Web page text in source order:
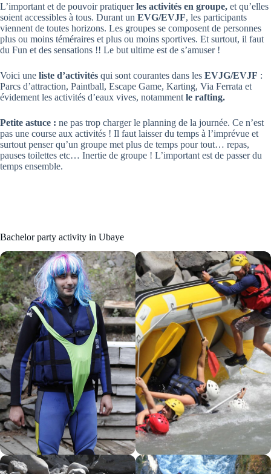
L’important et de pouvoir pratiquerles activités en groupe, et qu’elles
soient accessibles à tous. Durant un EVG/EVJF, les participants
viennent de toutes horizons. Les groupes se composent de personnes
plus ou moins téméraires et plus ou moins sportives. Et surtout, il faut
du Fun et des sensations !! Le but ultime est de s’amuser !
Voici une liste d’activités qui sont courantes dans les EVJG/EVJF :
Parcs d’attraction, Paintball, Escape Game, Karting, Via Ferrata et
évidement les activités d’eaux vives, notamment le rafting.
Petite astuce : ne pas trop charger le planning de la journée. Ce n’est
pas une course aux activités ! Il faut laisser du temps à l’imprévue et
surtout penser qu’un groupe met plus de temps pour tout… repas,
pauses toilettes etc… Inertie de groupe ! L’important est de passer du
temps ensemble.
Bachelor party activity in Ubaye